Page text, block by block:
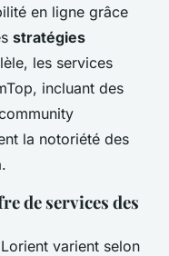
en ligne grâce
stratégies
les services
incluant des
la notoriété des
de services des
varient selon